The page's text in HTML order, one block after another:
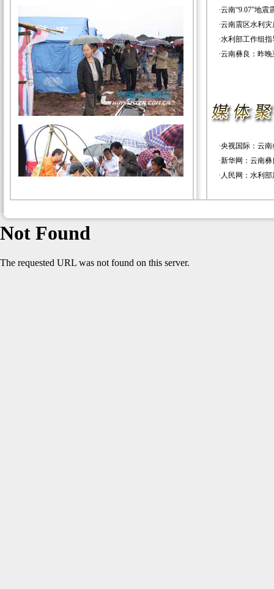
·云南“9.07”地震
·云南震区水利
·水利部工作组
·云南彝良：昨
·央视国际：云
·新华网：云南彝
· 人民网：水利